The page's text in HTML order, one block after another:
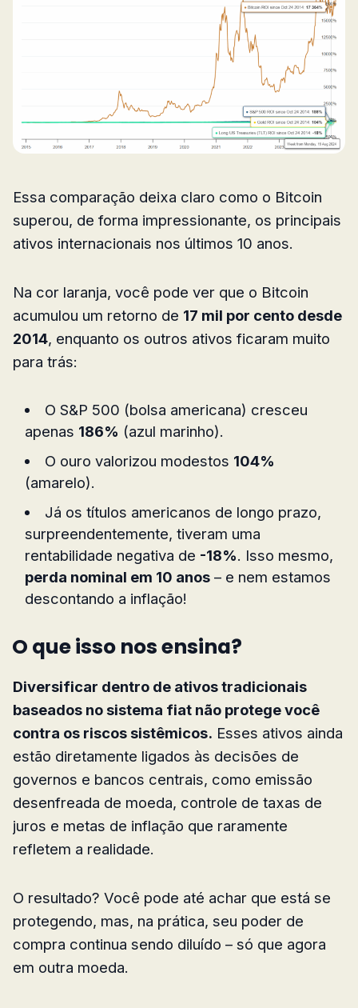
Essa comparação deixa claro como o Bitcoin
superou, de forma impressionante, os principais
ativos internacionais nos últimos 10 anos.
Na cor laranja, você pode ver que o Bitcoin
acumulou um retorno de 17 mil por cento desde
2014, enquanto os outros ativos ficaram muito
para trás:
O S&P 500 (bolsa americana) cresceu
apenas 186% (azul marinho).
O ouro valorizou modestos 104%
(amarelo).
Já os títulos americanos de longo prazo,
surpreendentemente, tiveram uma
rentabilidade negativa de -18%. Isso mesmo,
perda nominal em 10 anos – e nem estamos
descontando a inflação!
O que isso nos ensina?
Diversificar dentro de ativos tradicionais
baseados no sistema fiat não protege você
contra os riscos sistêmicos. Esses ativos ainda
estão diretamente ligados às decisões de
governos e bancos centrais, como emissão
desenfreada de moeda, controle de taxas de
juros e metas de inflação que raramente
refletem a realidade.
O resultado? Você pode até achar que está se
protegendo, mas, na prática, seu poder de
compra continua sendo diluído – só que agora
em outra moeda.